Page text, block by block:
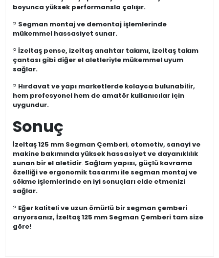
boyunca yüksek performansla çalışır.
? Segman montaj ve demontaj işlemlerinde
mükemmel hassasiyet sunar.
? İzeltaş pense, izeltaş anahtar takımı, izeltaş takım
çantası gibi diğer el aletleriyle mükemmel uyum
sağlar.
? Hırdavat ve yapı marketlerde kolayca bulunabilir,
hem profesyonel hem de amatör kullanıcılar için
uygundur.
Sonuç
İzeltaş 125 mm Segman Çemberi, otomotiv, sanayi ve
makine bakımında yüksek hassasiyet ve dayanıklılık
sunan bir el aletidir. Sağlam yapısı, güçlü kavrama
özelliği ve ergonomik tasarımı ile segman montaj ve
sökme işlemlerinde en iyi sonuçları elde etmenizi
sağlar.
?️ Eğer kaliteli ve uzun ömürlü bir segman çemberi
arıyorsanız, İzeltaş 125 mm Segman Çemberi tam size
göre!